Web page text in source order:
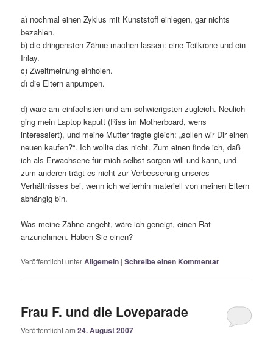
a) nochmal einen Zyklus mit Kunststoff einlegen, gar nichts
bezahlen.
b) die dringensten Zähne machen lassen: eine Teilkrone und ein
Inlay.
c) Zweitmeinung einholen.
d) die Eltern anpumpen.
d) wäre am einfachsten und am schwierigsten zugleich. Neulich
ging mein Laptop kaputt (Riss im Motherboard, wens
interessiert), und meine Mutter fragte gleich: „sollen wir Dir einen
neuen kaufen?“. Ich wollte das nicht. Zum einen finde ich, daß
ich als Erwachsene für mich selbst sorgen will und kann, und
zum anderen trägt es nicht zur Verbesserung unseres
Verhältnisses bei, wenn ich weiterhin materiell von meinen Eltern
abhängig bin.
Was meine Zähne angeht, wäre ich geneigt, einen Rat
anzunehmen. Haben Sie einen?
Veröffentlicht unterAllgemein |Schreibe einen Kommentar
Frau F. und die Loveparade
Veröffentlicht am24. August 2007